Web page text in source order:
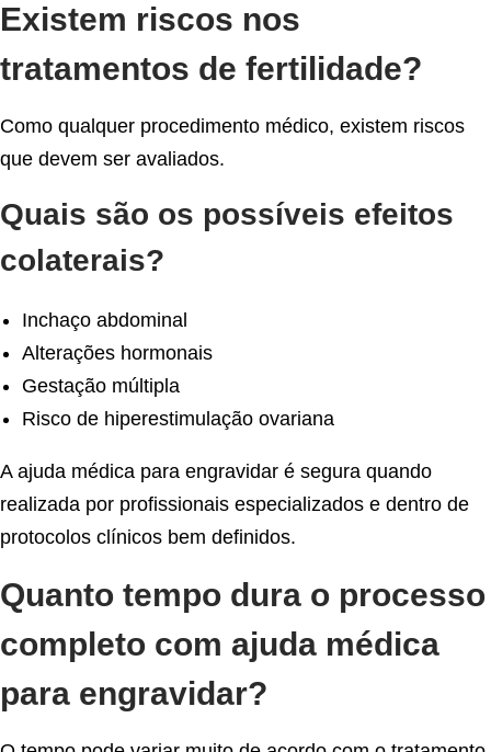
Existem riscos nos
tratamentos de fertilidade?
Como qualquer procedimento médico, existem riscos
que devem ser avaliados.
Quais são os possíveis efeitos
colaterais?
Inchaço abdominal
Alterações hormonais
Gestação múltipla
Risco de hiperestimulação ovariana
A ajuda médica para engravidar é segura quando
realizada por profissionais especializados e dentro de
protocolos clínicos bem definidos.
Quanto tempo dura o processo
completo com ajuda médica
para engravidar?